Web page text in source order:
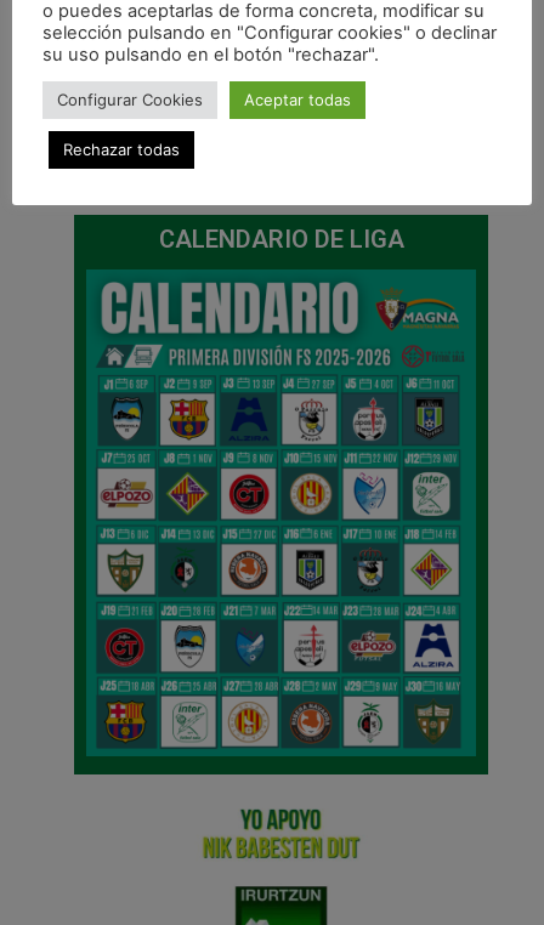
ANTERIOR
CALENDARIO DE LIGA
o puedes aceptarlas de forma concreta, modificar su
selección pulsando en "Configurar cookies" o declinar
su uso pulsando en el botón "rechazar".
Configurar Cookies Aceptar todas
Rechazar todas